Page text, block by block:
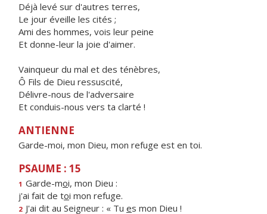
Déjà levé sur d'autres terres,
Le jour éveille les cités ;
Ami des hommes, vois leur peine
Et donne-leur la joie d'aimer.
Vainqueur du mal et des ténèbres,
Ô Fils de Dieu ressuscité,
Délivre-nous de l'adversaire
Et conduis-nous vers ta clarté !
ANTIENNE
Garde-moi, mon Dieu, mon refuge est en toi.
PSAUME : 15
1 Garde-moi, mon Dieu :
j'ai fait de toi mon refuge.
2 J'ai dit au Seigneur : « Tu es mon Dieu !